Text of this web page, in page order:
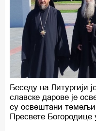
Беседу на Литургији
славске дарове је
су освештани темељи
Пресвете Богородице